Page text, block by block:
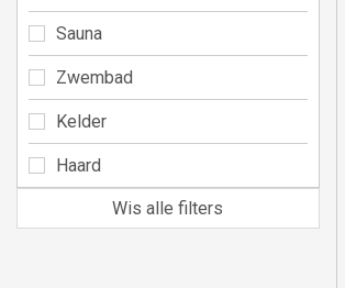
Sauna
Zwembad
Kelder
Haard
Wis alle filters